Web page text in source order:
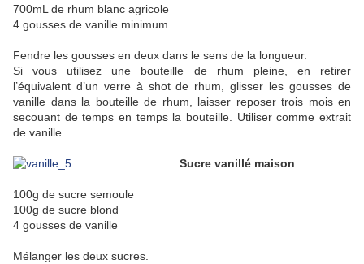
700mL de rhum blanc agricole
4 gousses de vanille minimum
Fendre les gousses en deux dans le sens de la longueur.
Si vous utilisez une bouteille de rhum pleine, en retirer
l’équivalent d’un verre à shot de rhum, glisser les gousses de
vanille dans la bouteille de rhum, laisser reposer trois mois en
secouant de temps en temps la bouteille. Utiliser comme extrait
de vanille.
Sucre vanillé maison
100g de sucre semoule
100g de sucre blond
4 gousses de vanille
Mélanger les deux sucres.